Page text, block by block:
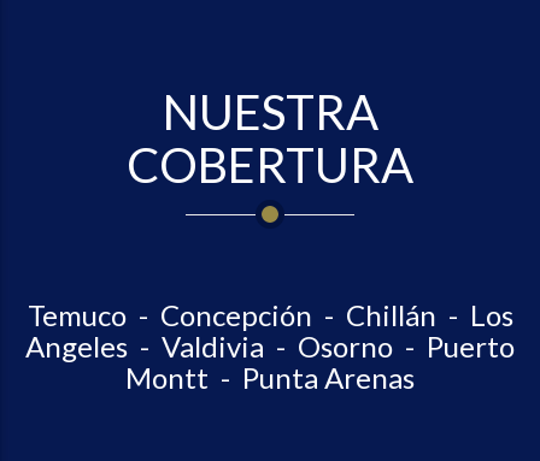
NUESTRA
COBERTURA
Temuco - Concepción - Chillán - Los
Angeles - Valdivia - Osorno - Puerto
Montt - Punta Arenas